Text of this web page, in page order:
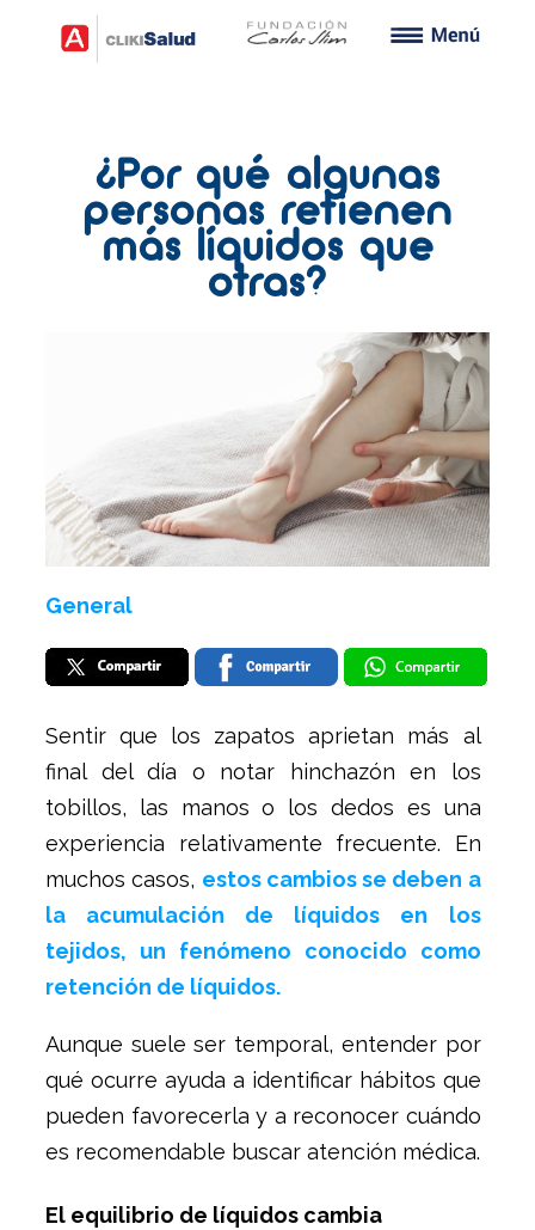
¿Por qué algunas
personas retienen
más líquidos que
otras?
General
Sentir que los zapatos aprietan más al
final del día o notar hinchazón en los
tobillos, las manos o los dedos es una
experiencia relativamente frecuente. En
muchos casos, estos cambios se deben a
la acumulación de líquidos en los
tejidos, un fenómeno conocido como
retención de líquidos.
Aunque suele ser temporal, entender por
qué ocurre ayuda a identificar hábitos que
pueden favorecerla y a reconocer cuándo
es recomendable buscar atención médica.
El equilibrio de líquidos cambia